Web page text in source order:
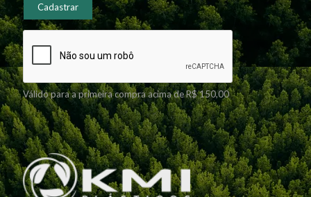
Válido para a primeira compra acima de R$ 150,00